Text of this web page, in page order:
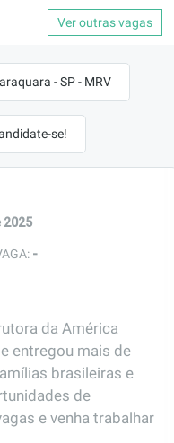
Ver outras vagas
- SP - MRV
se!
2025
-
da América
entregou mais de
brasileiras e
de
e venha trabalhar